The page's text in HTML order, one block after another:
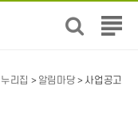
전
뉴
리집 > 알림마당 > 사업공고